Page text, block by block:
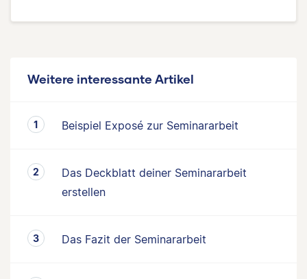
Weitere interessante Artikel
Beispiel Exposé zur Seminararbeit
Das Deckblatt deiner Seminararbeit
erstellen
Das Fazit der Seminararbeit